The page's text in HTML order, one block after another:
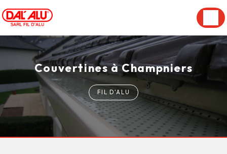
Couvertines à Champniers
FIL D'ALU